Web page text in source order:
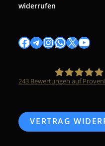
widerrufen
Facebook
Telegram
Instagram
WhatsApp
X YouTube
243 Bewertungen auf
VERTRAG